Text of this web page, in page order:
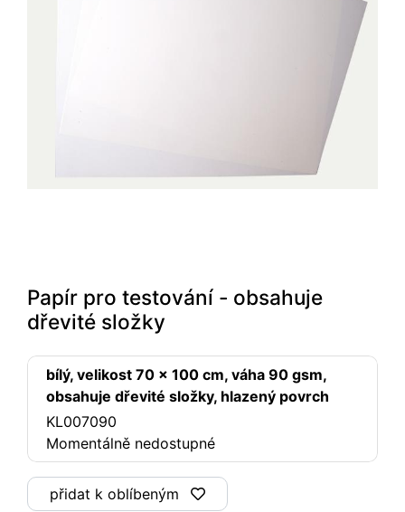
Papír pro testování - obsahuje
dřevité složky
bílý, velikost 70 x 100 cm, váha 90 gsm,
obsahuje dřevité složky, hlazený povrch
KL007090
Momentálně nedostupné
přidat k oblíbeným